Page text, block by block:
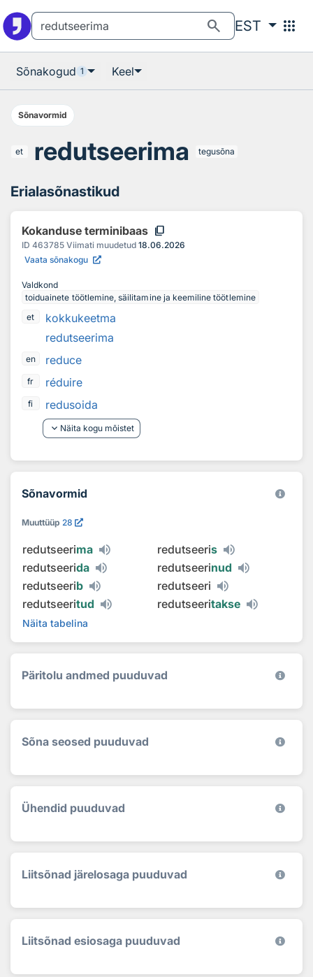
search EST apps
Sõnakogud 1 Keel
Sõnavormid
et redutseerima tegusõna
Erialasõnastikud
Kokanduse terminibaas content_copy
ID 463785 Viimati muudetud 18.06.2026
Vaata sõnakogu
Valdkond
toiduainete töötlemine, säilitamine ja keemiline töötlemine
et
kokkukeetma
redutseerima
en reduce
fr réduire
fi
redusoida
keyboard_arrow_down Näita kogu mõistet
Sõnavormid
Muuttüüp 28
redutseerima redutseeris
redutseerida redutseerinud
redutseerib
redutseeri
redutseeritud redutseeritakse
Näita tabelina
Päritolu andmed puuduvad
Sõna seosed puuduvad
Ühendid puuduvad
Liitsõnad järelosaga puuduvad
Liitsõnad esiosaga puuduvad